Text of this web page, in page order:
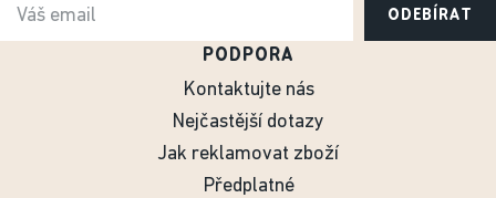
ODEBÍRAT
PODPORA
Kontaktujte nás
Nejčastější dotazy
Jak reklamovat zboží
Předplatné